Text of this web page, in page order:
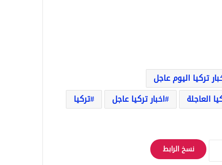
تركيا اليوم عاجل
العاجلة اخبار تركيا عاجل
تركيا
نسخ الرابط